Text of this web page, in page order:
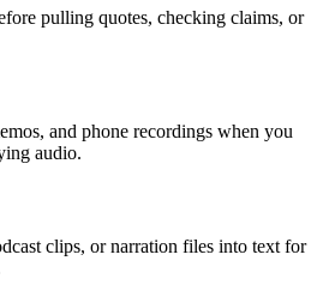
pulling quotes, checking claims, or
and phone recordings when you
audio.
clips, or narration files into text for